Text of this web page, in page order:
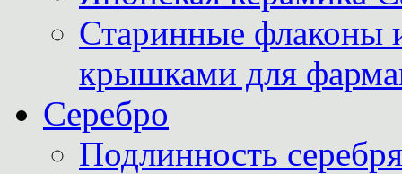
Старинные флаконы
крышками для
Серебро
Подлинность